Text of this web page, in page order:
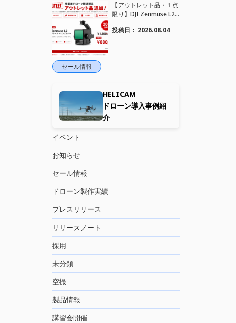
セール情報
【アウトレット品・１点
限り】DJI Zenmuse L2
た。｜HELICAM STORE
投稿日： 2026.08.04
HELICAM
ドローン導入事例紹
介
イベント
お知らせ
セール情報
ドローン製作実績
プレスリリース
リリースノート
採用
未分類
空撮
製品情報
講習会開催